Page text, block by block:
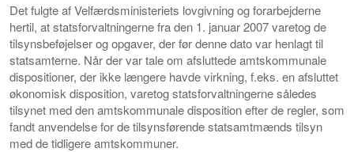
Det fulgte af Velfærdsministeriets lovgivning og forarbejderne
hertil, at statsforvaltningerne fra den 1. januar 2007 varetog de
tilsynsbeføjelser og opgaver, der før denne dato var henlagt til
statsamterne. Når der var tale om afsluttede amtskommunale
dispositioner, der ikke længere havde virkning, f.eks. en afsluttet
økonomisk disposition, varetog statsforvaltningerne således
tilsynet med den amtskommunale disposition efter de regler, som
fandt anvendelse for de tilsynsførende statsamtmænds tilsyn
med de tidligere amtskommuner.